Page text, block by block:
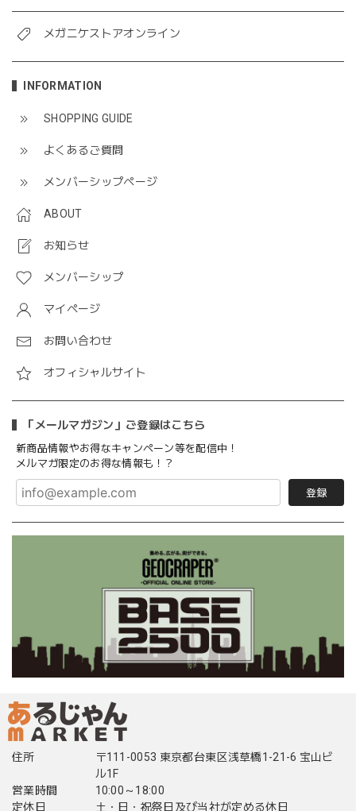
メガニケストアオンライン
INFORMATION
SHOPPING GUIDE
よくあるご質問
メンバーシップページ
ABOUT
お知らせ
メンバーシップ
マイページ
お問い合わせ
オフィシャルサイト
「メールマガジン」ご登録はこちら
新商品情報やお得なキャンペーン等を配信中！
メルマガ限定のお得な情報も！？
登録
住所
〒111-0053 東京都台東区浅草橋1-21-6 宝山ビ
ル1F
営業時間
10:00～18:00
定休日
土・日・祝祭日及び当社が定める休日